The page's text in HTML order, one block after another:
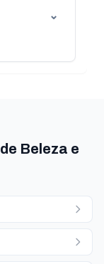
⌄
Beleza e